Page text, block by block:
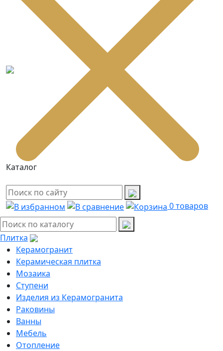
Каталог
0товаров
Плитка
Керамогранит
Керамическая плитка
Мозаика
Ступени
Изделия из Керамогранита
Раковины
Ванны
Мебель
Отопление